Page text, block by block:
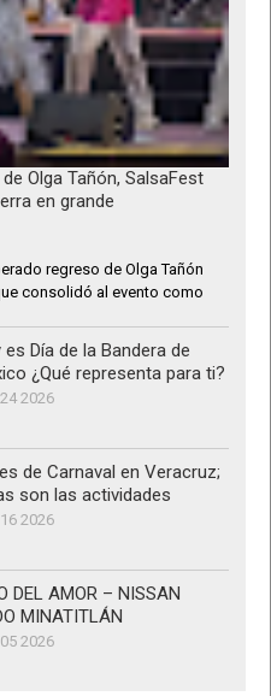
Olga Tañón, SalsaFest
en grande
regreso de Olga Tañón
consolidó al evento como
es Día de la Bandera de
¿Qué representa para ti?
2026
de Carnaval en Veracruz;
son las actividades
2026
DEL AMOR – NISSAN
MINATITLÁN
2026